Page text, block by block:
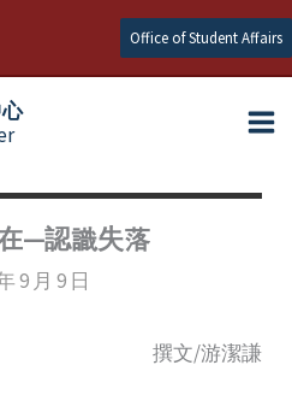
Office of Student Affairs
—認識失落
9 月 9 日
撰文/游潔謙